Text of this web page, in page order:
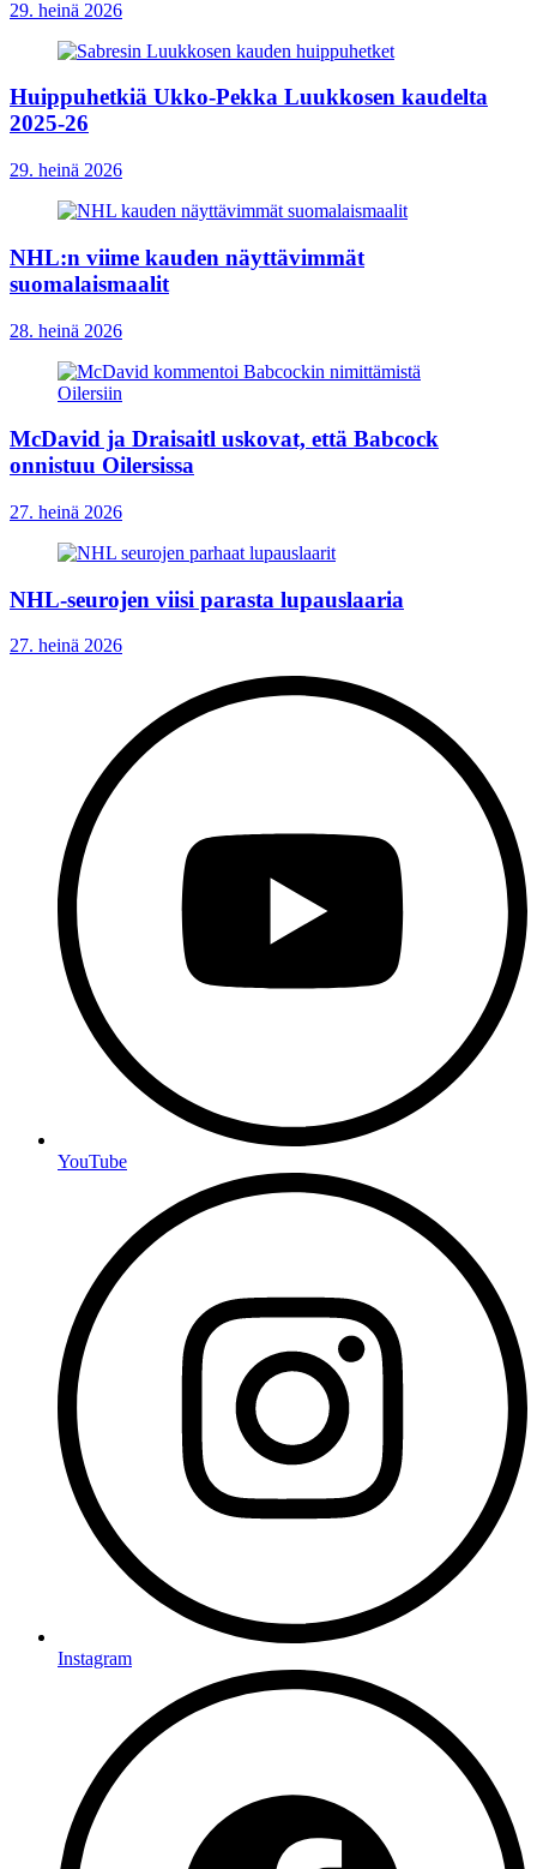
29. heinä 2026
Huippuhetkiä Ukko-Pekka Luukkosen kaudelta
2025-26
29. heinä 2026
NHL:n viime kauden näyttävimmät
suomalaismaalit
28. heinä 2026
McDavid ja Draisaitl uskovat, että Babcock
onnistuu Oilersissa
27. heinä 2026
NHL-seurojen viisi parasta lupauslaaria
27. heinä 2026
YouTube
Instagram